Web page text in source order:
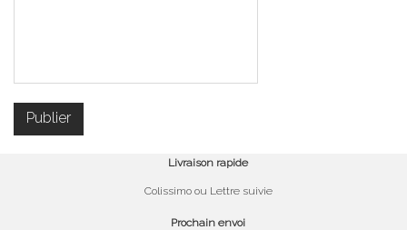
Livraison rapide
Colissimo ou Lettre suivie
Prochain envoi